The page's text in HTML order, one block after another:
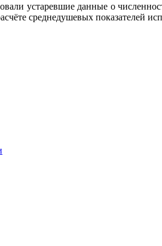
устаревшие данные о
среднедушевых показателей